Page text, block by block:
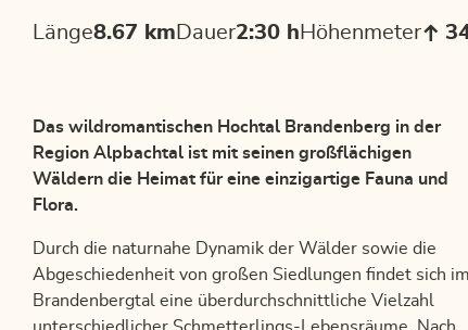
Länge8.67 km Dauer2:30 h Höhenmeter
Das wildromantischen Hochtal Brandenberg in der
Region Alpbachtal ist mit seinen großflächigen
Wäldern die Heimat für eine einzigartige Fauna und
Flora.
Durch die naturnahe Dynamik der Wälder sowie die
Abgeschiedenheit von großen Siedlungen findet sich im
Brandenbergtal eine überdurchschnittliche Vielzahl